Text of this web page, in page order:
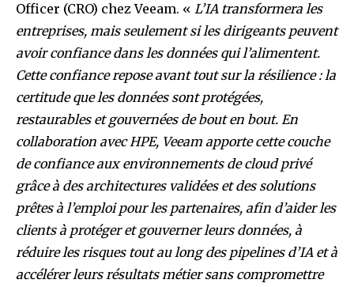
Officer (CRO) chez Veeam. « L’IA transformera les
entreprises, mais seulement si les dirigeants peuvent
avoir confiance dans les données qui l’alimentent.
Cette confiance repose avant tout sur la résilience : la
certitude que les données sont protégées,
restaurables et gouvernées de bout en bout. En
collaboration avec HPE, Veeam apporte cette couche
de confiance aux environnements de cloud privé
grâce à des architectures validées et des solutions
prêtes à l’emploi pour les partenaires, afin d’aider les
clients à protéger et gouverner leurs données, à
réduire les risques tout au long des pipelines d’IA et à
accélérer leurs résultats métier sans compromettre